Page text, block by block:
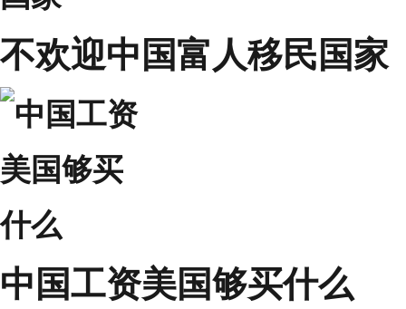
不欢迎中国富人移民国家
中国工资美国够买什么